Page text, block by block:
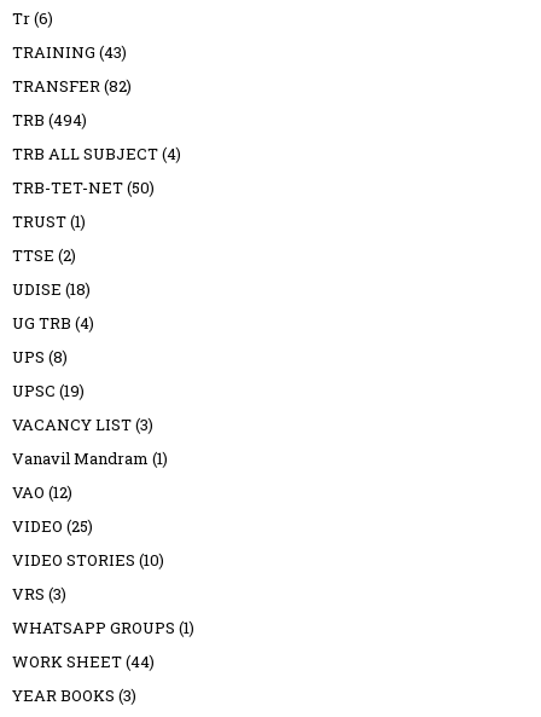
Tr(6)
TRAINING (43)
TRANSFER(82)
TRB (494)
TRB ALL SUBJECT(4)
TRB-TET-NET(50)
TRUST(1)
TTSE (2)
UDISE (18)
UG TRB (4)
UPS (8)
UPSC (19)
VACANCY LIST(3)
Vanavil Mandram (1)
VAO (12)
VIDEO (25)
VIDEO STORIES (10)
VRS (3)
WHATSAPP GROUPS (1)
WORK SHEET(44)
YEAR BOOKS (3)